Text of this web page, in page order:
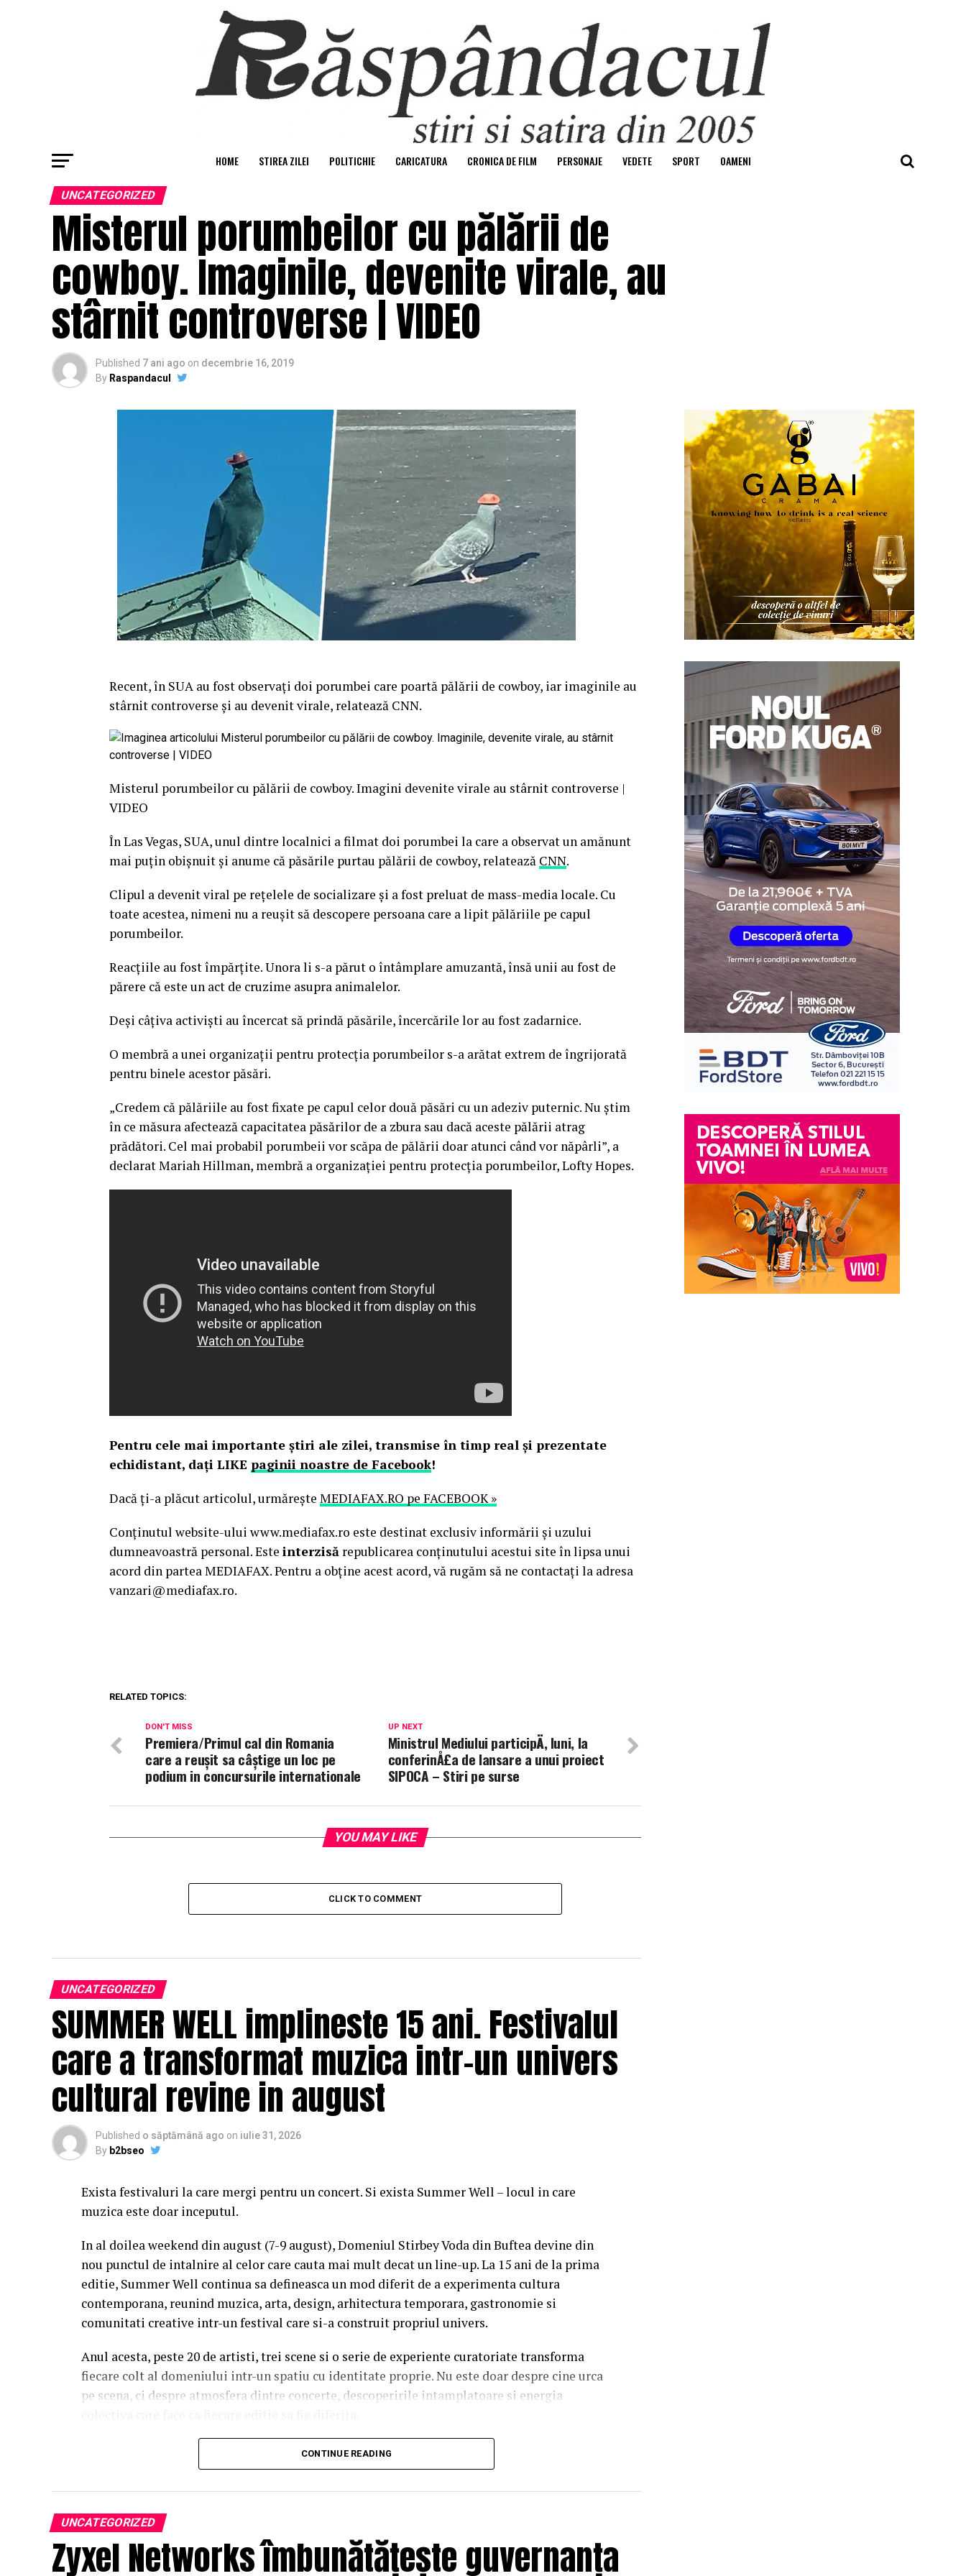
HOME STIREA ZILEI POLITICHIE CARICATURA CRONICA DE FILM PERSONAJE VEDETE SPORT OAMENI
UNCATEGORIZED
Misterul porumbeilor cu pălării de
cowboy. Imaginile, devenite virale, au
stârnit controverse | VIDEO
Published 7 ani ago on decembrie 16, 2019
By Raspandacul
Recent, în SUA au fost observaţi doi porumbei care poartă pălării de cowboy, iar imaginile au
stârnit controverse şi au devenit virale, relatează CNN.
Misterul porumbeilor cu pălării de cowboy. Imagini devenite virale au stârnit controverse |
VIDEO
În Las Vegas, SUA, unul dintre localnici a filmat doi porumbei la care a observat un amănunt
mai puţin obişnuit şi anume că păsările purtau pălării de cowboy, relatează CNN.
Clipul a devenit viral pe reţelele de socializare şi a fost preluat de mass-media locale. Cu
toate acestea, nimeni nu a reuşit să descopere persoana care a lipit pălăriile pe capul
porumbeilor.
Reacţiile au fost împărţite. Unora li s-a părut o întâmplare amuzantă, însă unii au fost de
părere că este un act de cruzime asupra animalelor.
Deşi câţiva activişti au încercat să prindă păsările, încercările lor au fost zadarnice.
O membră a unei organizaţii pentru protecţia porumbeilor s-a arătat extrem de îngrijorată
pentru binele acestor păsări.
„Credem că pălăriile au fost fixate pe capul celor două păsări cu un adeziv puternic. Nu ştim
în ce măsura afectează capacitatea păsărilor de a zbura sau dacă aceste pălării atrag
prădători. Cel mai probabil porumbeii vor scăpa de pălării doar atunci când vor năpârli”, a
declarat Mariah Hillman, membră a organizaţiei pentru protecţia porumbeilor, Lofty Hopes.
Pentru cele mai importante ştiri ale zilei, transmise în timp real şi prezentate
echidistant, daţi LIKE paginii noastre de Facebook!
Dacă ţi-a plăcut articolul, urmăreşte MEDIAFAX.RO pe FACEBOOK »
Conținutul website-ului www.mediafax.ro este destinat exclusiv informării și uzului
dumneavoastră personal. Este interzisă republicarea conținutului acestui site în lipsa unui
acord din partea MEDIAFAX. Pentru a obține acest acord, vă rugăm să ne contactați la adresa
vanzari@mediafax.ro.
RELATED TOPICS:
UP NEXT
Ministrul Mediului participÄ, luni, la
conferinÅ£a de lansare a unui proiect
SIPOCA – Stiri pe surse
DON'T MISS
Premiera/Primul cal din Romania
care a reușit sa câștige un loc pe
podium in concursurile internationale
YOU MAY LIKE
CLICK TO COMMENT
UNCATEGORIZED
SUMMER WELL implineste 15 ani. Festivalul
care a transformat muzica intr-un univers
cultural revine in august
Published o săptămână ago on iulie 31, 2026
By b2bseo
Exista festivaluri la care mergi pentru un concert. Si exista Summer Well – locul in care
muzica este doar inceputul.
In al doilea weekend din august (7-9 august), Domeniul Stirbey Voda din Buftea devine din
nou punctul de intalnire al celor care cauta mai mult decat un line-up. La 15 ani de la prima
editie, Summer Well continua sa defineasca un mod diferit de a experimenta cultura
contemporana, reunind muzica, arta, design, arhitectura temporara, gastronomie si
comunitati creative intr-un festival care si-a construit propriul univers.
Anul acesta, peste 20 de artisti, trei scene si o serie de experiente curatoriate transforma
fiecare colt al domeniului intr-un spatiu cu identitate proprie. Nu este doar despre cine urca
pe scena, ci despre atmosfera dintre concerte, descoperirile intamplatoare si energia
Trei scene. Trei universuri. Un singur soundtrack al verii.
sensibilitatea lui Charlotte Cardin si vibe-ul cinematic al lui Two Feet, scena principala
propune un line-up construit pentru momente care raman cu tine mult dupa ultimul encore.
Lor li se alatura si nume precum DE’WAYNE, Noga Erez sau Jalen Ngonda, trei dintre cele mai
CONTINUE READING
UNCATEGORIZED
Zyxel Networks îmbunătățește guvernanța